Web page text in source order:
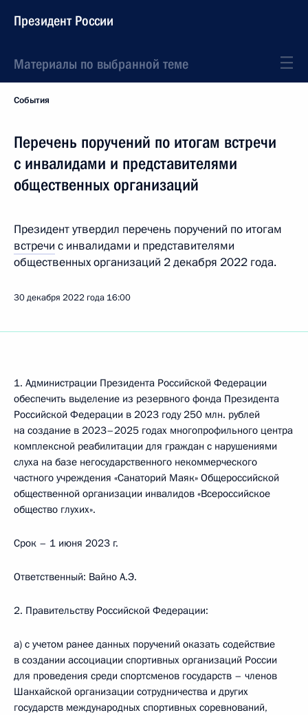
Президент России
Материалы по выбранной теме
События
Перечень поручений по итогам встречи
с инвалидами и представителями
общественных организаций
Президент утвердил перечень поручений по итогам
встречи с инвалидами и представителями
общественных организаций 2 декабря 2022 года.
30 декабря 2022 года 16:00
1. Администрации Президента Российской Федерации
обеспечить выделение из резервного фонда Президента
Российской Федерации в 2023 году 250 млн. рублей
на создание в 2023–2025 годах многопрофильного центра
комплексной реабилитации для граждан с нарушениями
слуха на базе негосударственного некоммерческого
частного учреждения «Санаторий Маяк» Общероссийской
общественной организации инвалидов «Всероссийское
общество глухих».
Срок – 1 июня 2023 г.
Ответственный: Вайно А.Э.
2. Правительству Российской Федерации:
а) с учетом ранее данных поручений оказать содействие
в создании ассоциации спортивных организаций России
для проведения среди спортсменов государств – членов
Шанхайской организации сотрудничества и других
государств международных спортивных соревнований,